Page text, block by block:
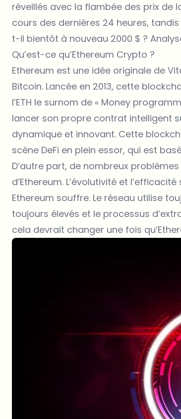
réveillés avec la flambée des prix de
cours des dernières 24 heures,
t-il bientôt à nouveau 2000 $ ?
Qu’est-ce qu’Ethereum Crypto ?
Ethereum est une idée originale de
Bitcoin. Lancée en 2013, cette
l’ETH le surnom de « Money
lancer son propre contrat intelligent
dynamique et innovant. Cette
scène DeFi en plein essor, qui est
D’autre part, de nombreux
d’Ethereum. L’évolutivité et
Ethereum souffre. Le réseau utilise
toujours élevés et le processus
cela devrait changer une fois